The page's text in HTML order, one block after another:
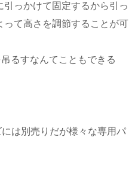
っかけて固定するから引っ
て高さを調節することが可
るすなんてこともできる
は別売りだが様々な専用パ